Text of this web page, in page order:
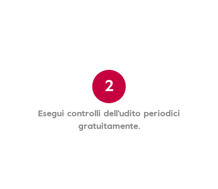
2
Esegui controlli dell'udito periodici
gratuitamente.